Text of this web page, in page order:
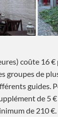
coûte 16
groupes de
guides.
de 5
de 210 €.